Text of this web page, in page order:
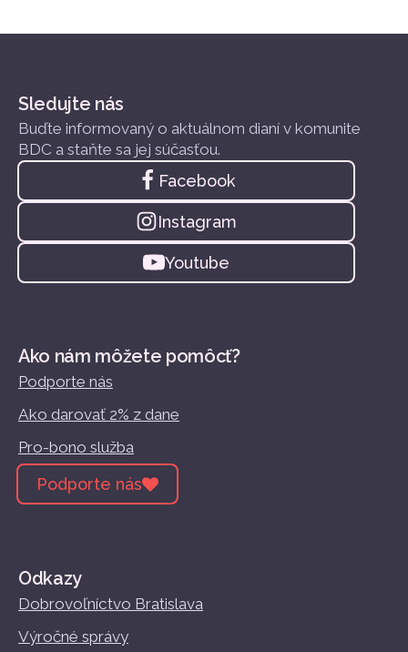
Sledujte nás
Buďte informovaný o aktuálnom dianí v komunite
BDC a staňte sa jej súčasťou.
Facebook
Instagram
Youtube
Ako nám môžete pomôcť?
Podporte nás
Ako darovať 2% z dane
Pro-bono služba
Podporte nás
Odkazy
Dobrovoľníctvo Bratislava
Výročné správy